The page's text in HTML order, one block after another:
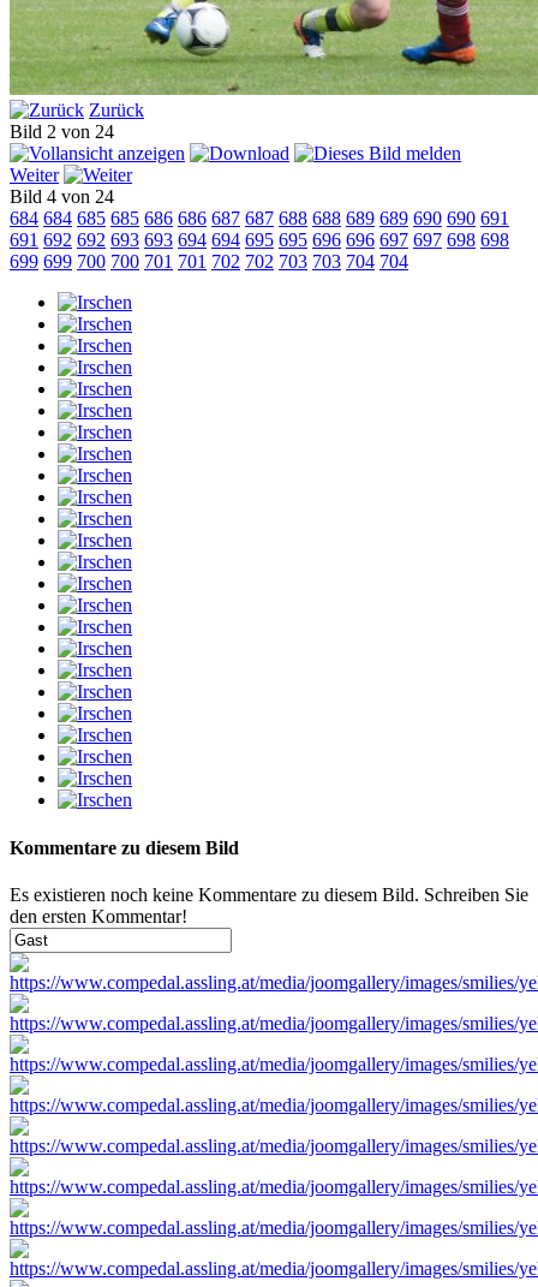
Zurück
Bild 2 von 24
Weiter
Bild 4 von 24
684 684 685 685 686 686 687 687 688 688 689 689 690 690 691
691 692 692 693 693 694 694 695 695 696 696 697 697 698 698
699 699 700 700 701 701 702 702 703 703 704 704
Kommentare zu diesem Bild
Es existieren noch keine Kommentare zu diesem Bild. Schreiben Sie
den ersten Kommentar!